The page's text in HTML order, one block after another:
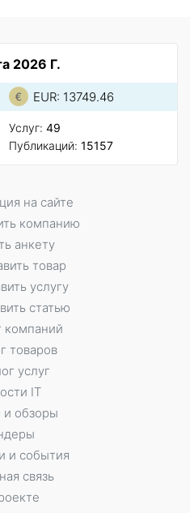
2026 Г.
EUR: 13749.46
Услуг: 49
Публикаций: 15157
на сайте
компанию
анкету
товар
услугу
статью
компаний
товаров
услуг
IT
и обзоры
и события
связь